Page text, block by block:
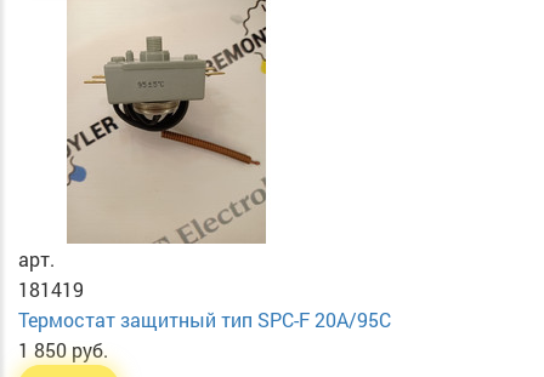
арт.
181419
Термостат защитный тип SPC-F 20A/95C
1 850 руб.